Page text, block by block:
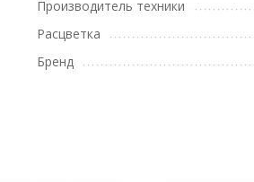
Производитель техники
Расцветка
Бренд